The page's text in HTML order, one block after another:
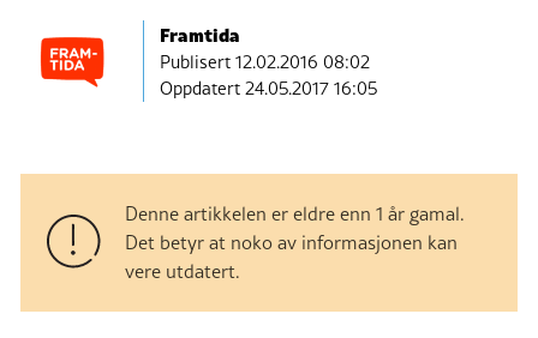
Framtida
Publisert12.02.2016 08:02
Oppdatert 24.05.2017 16:05
Denne artikkelen er eldre enn 1 år gamal.
Det betyr at noko av informasjonen kan
vere utdatert.